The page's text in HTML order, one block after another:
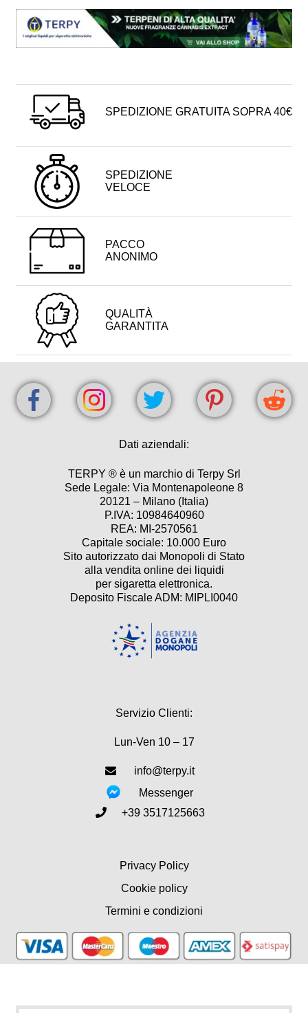
SPEDIZIONE GRATUITA SOPRA 40€
SPEDIZIONE
VELOCE
PACCO
ANONIMO
QUALITÀ
GARANTITA
Dati aziendali:
TERPY ® è un marchio di Terpy Srl
Sede Legale: Via Montenapoleone 8
20121 – Milano (Italia)
P.IVA: 10984640960
REA: MI-2570561
Capitale sociale: 10.000 Euro
Sito autorizzato dai Monopoli di Stato
alla vendita online dei liquidi
per sigaretta elettronica.
Deposito Fiscale ADM: MIPLI0040
Servizio Clienti:
Lun-Ven 10 – 17
info@terpy.it
Messenger
+39 3517125663
Privacy Policy
Cookie policy
Termini e condizioni